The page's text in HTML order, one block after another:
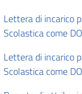
Lettera di incarico
Scolastica come
Lettera di incarico
Scolastica come